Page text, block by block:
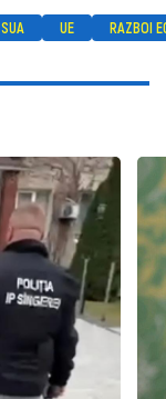
SUA UE RAZBOI